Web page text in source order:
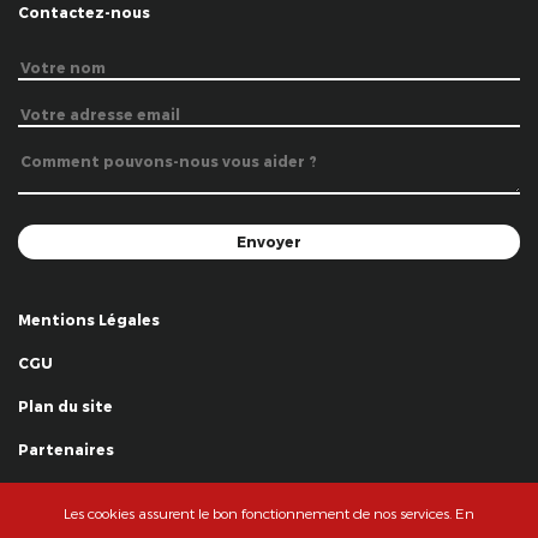
Contactez-nous
Mentions Légales
CGU
Plan du site
Partenaires
Les cookies assurent le bon fonctionnement de nos services. En